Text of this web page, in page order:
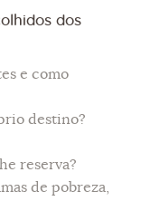
dos
e como
destino?
reserva?
de pobreza,